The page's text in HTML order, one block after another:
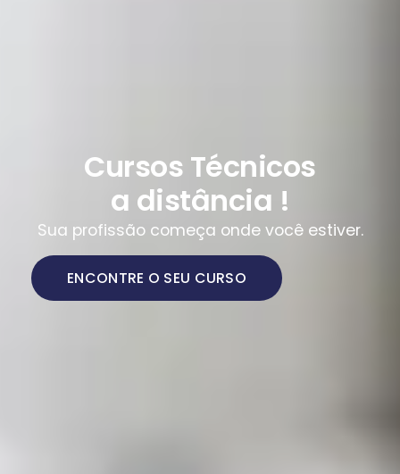
Cursos Técnicos
a distância !
Sua profissão começa onde você estiver.
ENCONTRE O SEU CURSO